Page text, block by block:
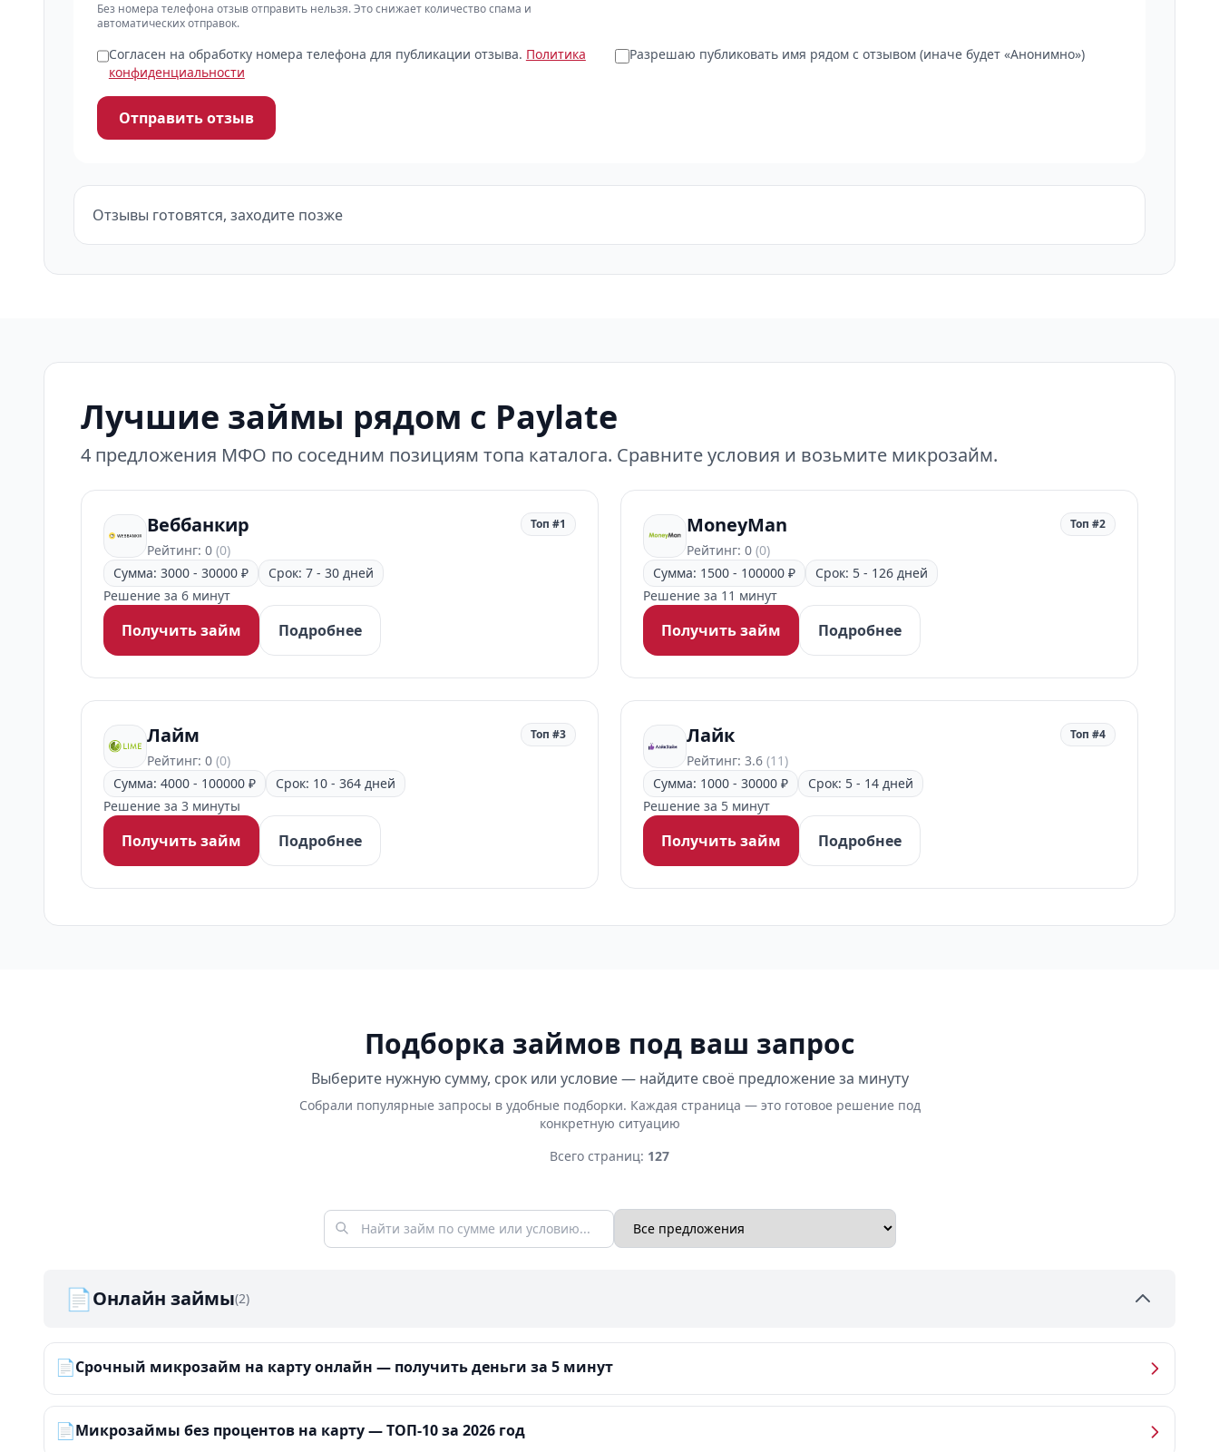
Без номера телефона отзыв отправить нельзя. Это снижает количество спама и
автоматических отправок.
Согласен на обработку номера телефона для публикации отзыва. Политика
конфиденциальности
Разрешаю публиковать имя рядом с отзывом (иначе будет «Анонимно»)
Отправить отзыв
Отзывы готовятся, заходите позже
Лучшие займы рядом с Paylate
4 предложения МФО по соседним позициям топа каталога. Сравните условия и возьмите микрозайм.
Веббанкир
Рейтинг: 0 (0)
Топ #1
Сумма: 3000 - 30000 ₽
Срок: 7 - 30 дней
Решение за 6 минут
Получить займ Подробнее
MoneyMan
Рейтинг: 0 (0)
Топ #2
Сумма: 1500 - 100000 ₽
Срок: 5 - 126 дней
Решение за 11 минут
Получить займ Подробнее
Лайм
Рейтинг: 0 (0)
Топ #3
Сумма: 4000 - 100000 ₽
Срок: 10 - 364 дней
Решение за 3 минуты
Получить займ Подробнее
Лайк
Рейтинг: 3.6 (11)
Топ #4
Сумма: 1000 - 30000 ₽
Срок: 5 - 14 дней
Решение за 5 минут
Получить займ Подробнее
Подборка займов под ваш запрос
Выберите нужную сумму, срок или условие — найдите своё предложение за минуту
Собрали популярные запросы в удобные подборки. Каждая страница — это готовое решение под
конкретную ситуацию
Всего страниц: 127
📄Онлайн займы(2)
📄Срочный микрозайм на карту онлайн — получить деньги за 5 минут
📄Микрозаймы без процентов на карту — ТОП-10 за 2026 год